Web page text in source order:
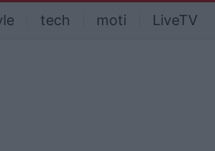
tech moti LiveTV